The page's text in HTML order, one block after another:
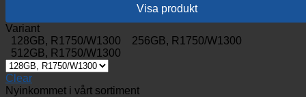
Visa produkt
Den
här
produkten
har
flera
varianter.
Variant
128GB, R1750/W1300
256GB, R1750/W1300
512GB, R1750/W1300
Clear
Nyinkommet i vårt sortiment